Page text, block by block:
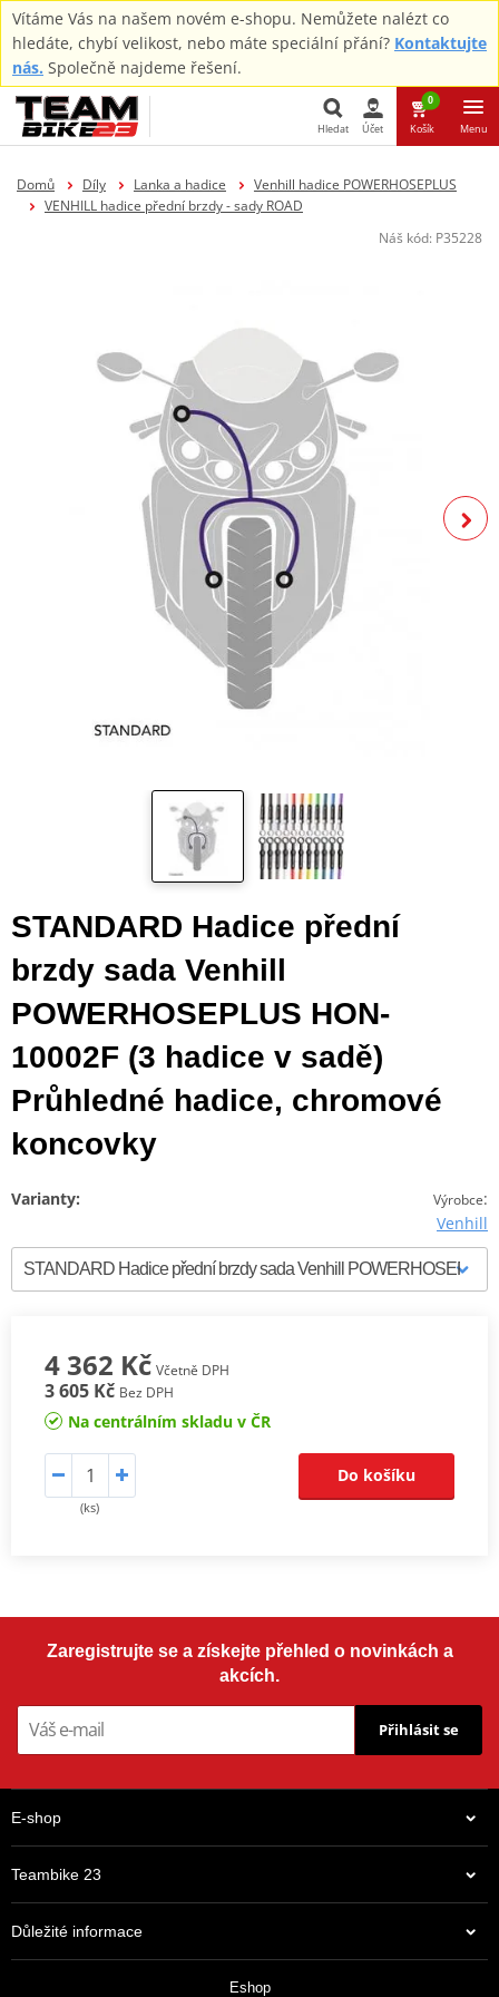
Vítáme Vás na našem novém e-shopu. Nemůžete nalézt co
hledáte, chybí velikost, nebo máte speciální přání? Kontaktujte
nás. Společně najdeme řešení.
Hledat
Hledat Účet
0
Košík Menu
Domů Díly Lanka a hadice
Venhill hadice POWERHOSEPLUS
VENHILL hadice přední brzdy - sady ROAD
Náš kód: P35228
STANDARD Hadice přední
brzdy sada Venhill
POWERHOSEPLUS HON-
10002F (3 hadice v sadě)
Průhledné hadice, chromové
koncovky
Výrobce:
Venhill
Varianty:
4 362 Kč Včetně DPH
3 605 Kč Bez DPH
Na centrálním skladu v ČR
(ks)
Do košíku
Zaregistrujte se a získejte přehled o novinkách a
akcích.
Přihlásit se
E-shop
Teambike 23
Důležité informace
Eshop